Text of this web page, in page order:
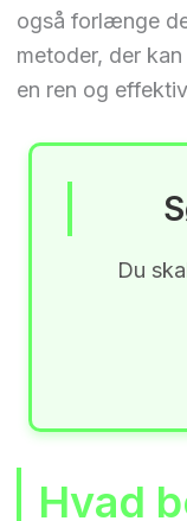
også forlænge
metoder, der
en ren og
Du
Hvad